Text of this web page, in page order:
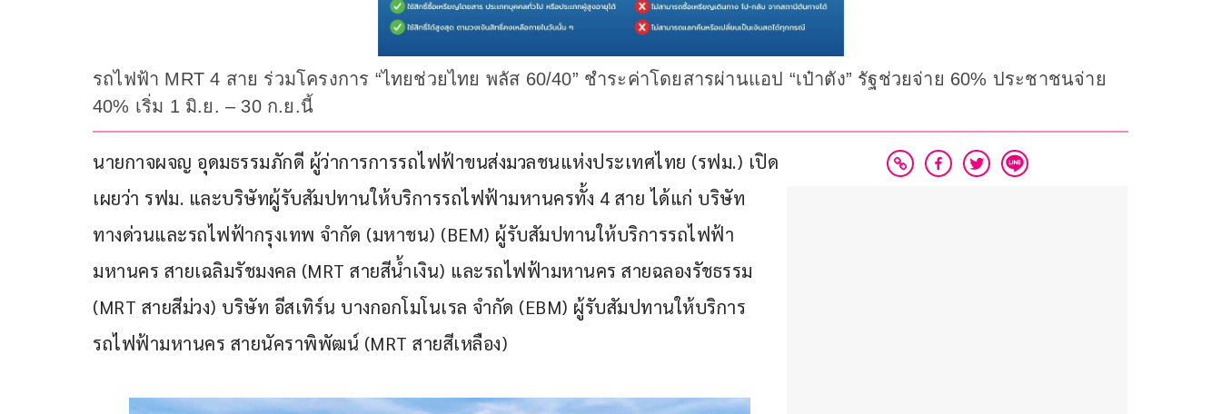
รถไฟฟ้า MRT 4 สาย ร่วมโครงการ “ไทยช่วยไทย พลัส 60/40” ชำระค่าโดยสารผ่านแอป “เป๋าตัง” รัฐช่วยจ่าย 60% ประชาชนจ่าย
40% เริ่ม 1 มิ.ย. – 30 ก.ย.นี้
นายกาจผจญ อุดมธรรมภักดี ผู้ว่าการการรถไฟฟ้าขนส่งมวลชนแห่งประเทศไทย (รฟม.) เปิด
เผยว่า รฟม. และบริษัทผู้รับสัมปทานให้บริการรถไฟฟ้ามหานครทั้ง 4 สาย ได้แก่ บริษัท
ทางด่วนและรถไฟฟ้ากรุงเทพ จำกัด (มหาชน) (BEM) ผู้รับสัมปทานให้บริการรถไฟฟ้า
มหานคร สายเฉลิมรัชมงคล (MRT สายสีน้ำเงิน) และรถไฟฟ้ามหานคร สายฉลองรัชธรรม
(MRT สายสีม่วง) บริษัท อีสเทิร์น บางกอกโมโนเรล จำกัด (EBM) ผู้รับสัมปทานให้บริการ
รถไฟฟ้ามหานคร สายนัคราพิพัฒน์ (MRT สายสีเหลือง)